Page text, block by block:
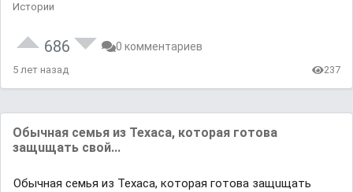
Истории
686 0 комментариев
5 лет назад 237
Обычная семья из Техаса, которая готова
защuщать свой...
Обычная семья из Техаса, которая готова защuщать